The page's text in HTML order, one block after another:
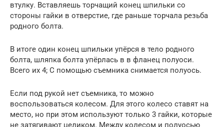
втулку. Вставляешь торчащий конец шпильки со
стороны гайки в отверстие, где раньше торчала резьба
родного болта.
В итоге один конец шпильки упёрся в тело родного
болта, шляпка болта упёрлась в в фланец полуоси.
Всего их 4; С помощью съемника снимается полуось.
Если под рукой нет съемника, то можно
воспользоваться колесом. Для этого колесо ставят на
место, но при этом используют только 3 гайки, которые
не затягивают целиком. Между колесом и полуосью